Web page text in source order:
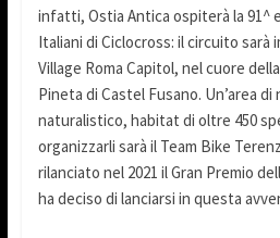
infatti, Ostia Antica ospiterà la 91^
Italiani di Ciclocross: il circuito sarà
Village Roma Capitol, nel cuore
Pineta di Castel Fusano. Un’area
naturalistico, habitat di oltre 450
organizzarli sarà il Team Bike
rilanciato nel 2021 il Gran Premio
ha deciso di lanciarsi in questa